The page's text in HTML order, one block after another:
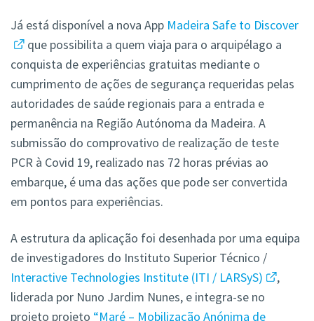
Já está disponível a nova App Madeira Safe to Discover
que possibilita a quem viaja para o arquipélago a
conquista de experiências gratuitas mediante o
cumprimento de ações de segurança requeridas pelas
autoridades de saúde regionais para a entrada e
permanência na Região Autónoma da Madeira. A
submissão do comprovativo de realização de teste
PCR à Covid 19, realizado nas 72 horas prévias ao
embarque, é uma das ações que pode ser convertida
em pontos para experiências.
A estrutura da aplicação foi desenhada por uma equipa
de investigadores do Instituto Superior Técnico /
Interactive Technologies Institute (ITI / LARSyS)
,
liderada por Nuno Jardim Nunes, e integra-se no
projeto projeto “Maré – Mobilização Anónima de